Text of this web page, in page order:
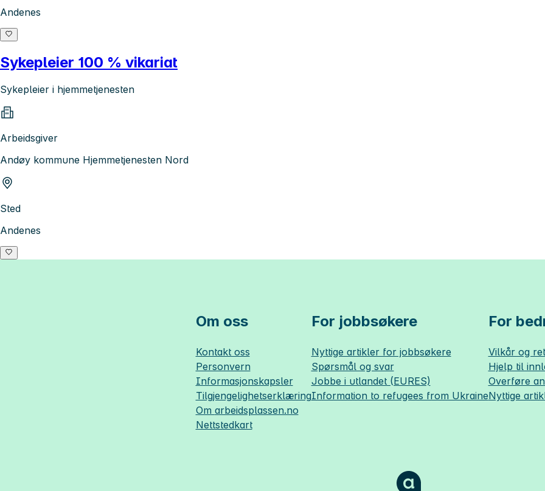
Andenes
Sykepleier 100 % vikariat
Sykepleier i hjemmetjenesten
Arbeidsgiver
Andøy kommune Hjemmetjenesten Nord
Sted
Andenes
Om oss
Kontakt oss
Personvern
Informasjonskapsler
Tilgjengelighetserklæring
Om arbeidsplassen.no
Nettstedkart
For jobbsøkere
Nyttige artikler for jobbsøkere
Spørsmål og svar
Jobbe i utlandet (EURES)
Information to refugees from Ukraine
For
Vilkår og
Hjelp til
Overføre
Nyttige